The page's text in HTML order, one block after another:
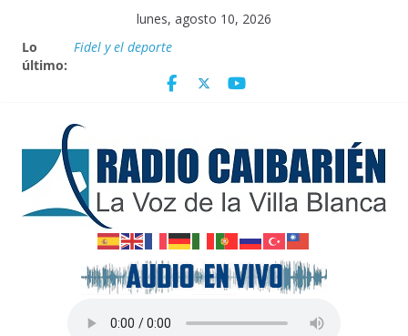
contenido
lunes, agosto 10, 2026
Lo
último:
Fidel y el deporte
Vanguardia por 3 años consecutivos
renovables en Cuba
Nota oficial del Gobierno Provincial de Villa Clara